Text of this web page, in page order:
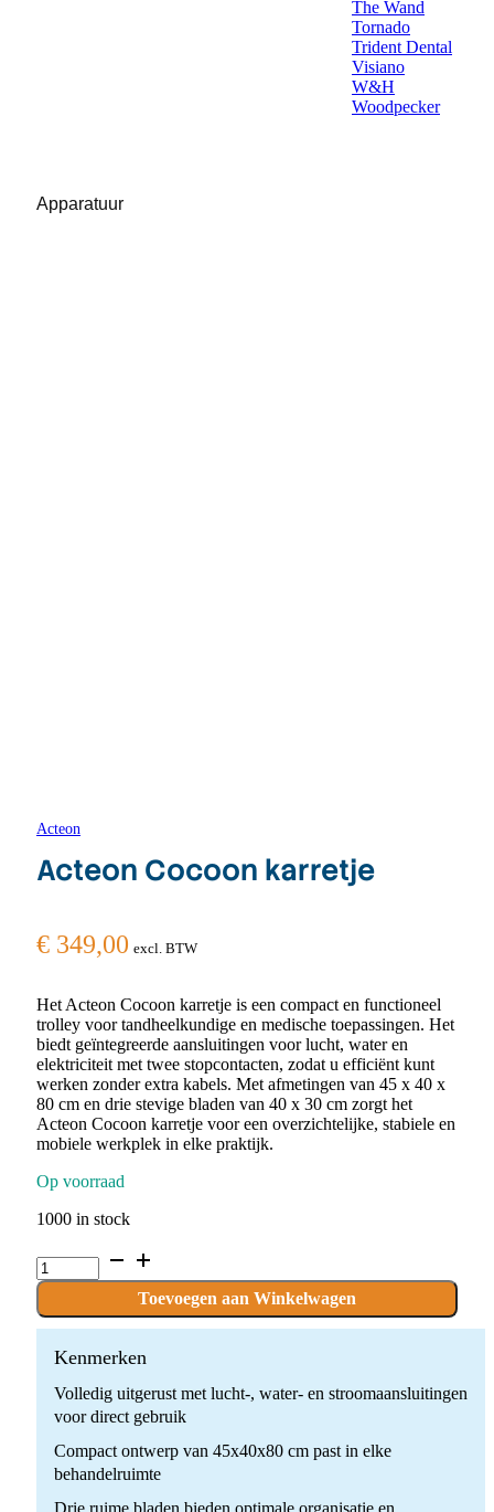
The Wand
Tornado
Trident Dental
Visiano
W&H
Woodpecker
Apparatuur
Acteon
Acteon Cocoon karretje
€ 349,00 excl. BTW
Het Acteon Cocoon karretje is een compact en functioneel
trolley voor tandheelkundige en medische toepassingen. Het
biedt geïntegreerde aansluitingen voor lucht, water en
elektriciteit met twee stopcontacten, zodat u efficiënt kunt
werken zonder extra kabels. Met afmetingen van 45 x 40 x
80 cm en drie stevige bladen van 40 x 30 cm zorgt het
Acteon Cocoon karretje voor een overzichtelijke, stabiele en
mobiele werkplek in elke praktijk.
Op voorraad
1000 in stock
Acteon
Cocoon
quantity
Toevoegen aan Winkelwagen
Kenmerken
Volledig uitgerust met lucht-, water- en stroomaansluitingen
voor direct gebruik
Compact ontwerp van 45x40x80 cm past in elke
behandelruimte